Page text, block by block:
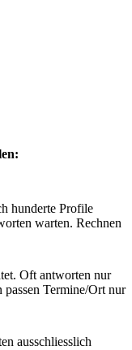
hunderte Profile
warten. Rechnen
Oft antworten nur
Termine/Ort nur
ausschliesslich